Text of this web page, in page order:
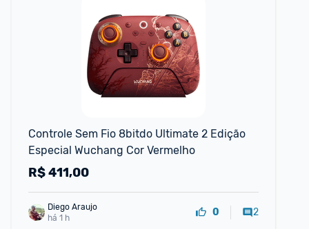
Controle Sem Fio 8bitdo Ultimate 2 Edição
Especial Wuchang Cor Vermelho
R$411,00
Diego Araujo
há 1 h
0 2